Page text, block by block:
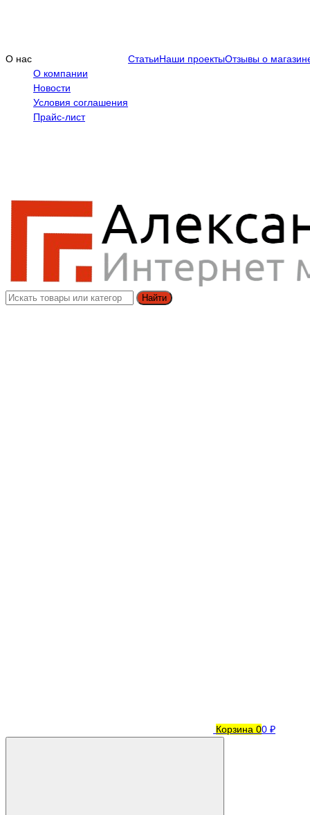
О нас
О компании
Новости
Условия соглашения
Прайс-лист
СтатьиНаши проектыОтзывы о
Найти
Корзина 00 ₽